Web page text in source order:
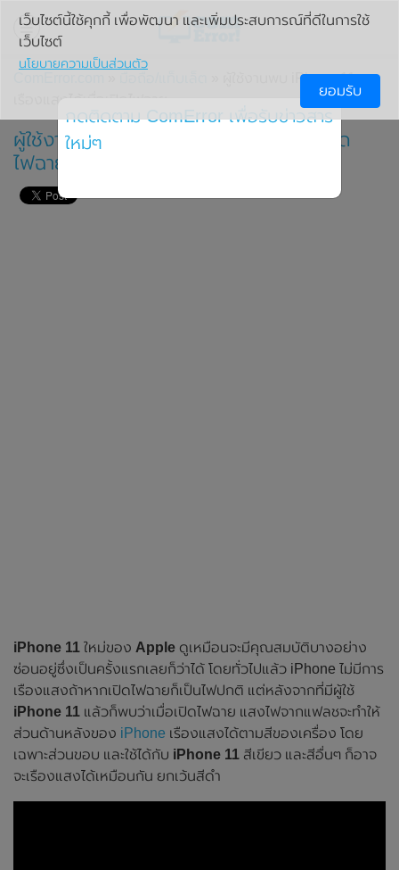
» ผู้ใช้งานพบ iPhone 11
ผู้ใช้งานพบ iPhone 11 เรืองแสงได้เมื่อเปิด
ไฟฉาย
iPhone 11 ใหม่ของ Apple ดูเหมือนจะมีคุณสมบัติบางอย่าง
ซ่อนอยู่ซึ่งเป็นครั้งแรกเลยก็ว่าได้ โดยทั่วไปแล้ว iPhone ไม่มีการ
เรืองแสงถ้าหากเปิดไฟฉายก็เป็นไฟปกติ แต่หลังจากที่มีผู้ใช้
iPhone 11 แล้วก็พบว่าเมื่อเปิดไฟฉาย แสงไฟจากแฟลชจะทำให้
ส่วนด้านหลังของ iPhone เรืองแสงได้ตามสีของเครื่อง โดย
เฉพาะส่วนขอบ และใช้ได้กับ iPhone 11 สีเขียว และสีอื่นๆ ก็อาจ
จะเรืองแสงได้เหมือนกัน ยกเว้นสีดำ
เว็บไซต์นี้ใช้คุกกี้ เพื่อพัฒนา และเพิ่มประสบการณ์ที่ดีในการใช้
เว็บไซต์
นโยบายความเป็นส่วนตัว
ยอมรับ
กดติดตาม ComError เพื่อรับข่าวสาร
ใหม่ๆ